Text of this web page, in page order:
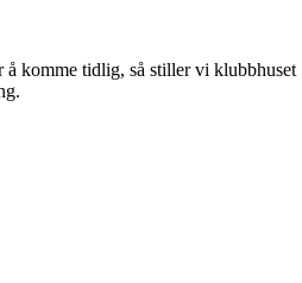
å komme tidlig, så stiller vi klubbhuset